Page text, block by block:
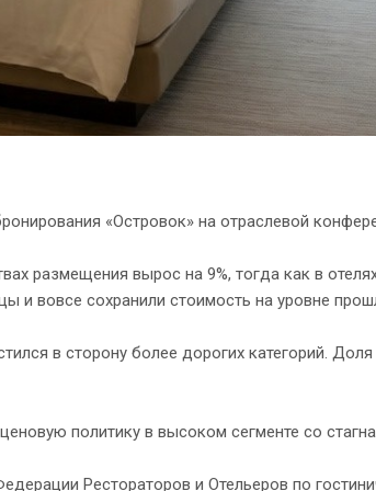
«Островок» на отраслевой
размещения вырос на 9%, тогда как в
и вовсе сохранили стоимость на уровне
в сторону более дорогих категорий.
политику в высоком сегменте со
Рестораторов и Отельеров по